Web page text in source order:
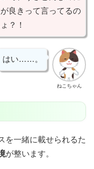
良きって言ってるの
？！
ねこちゃん
はい……。
を一緒に載せられるた
が整います。